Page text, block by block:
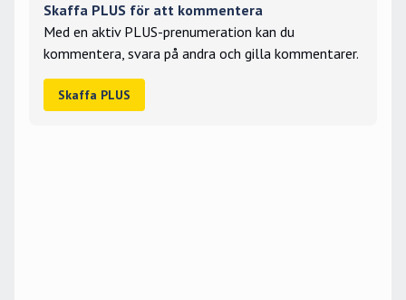
Skaffa PLUS för att kommentera
Med en aktiv PLUS-prenumeration kan du
kommentera, svara på andra och gilla kommentarer.
Skaffa PLUS